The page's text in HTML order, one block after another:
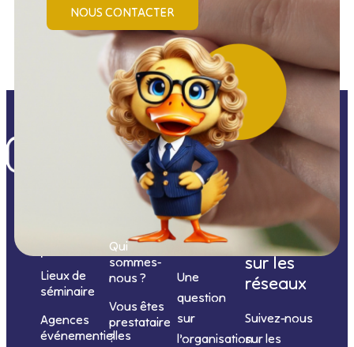
NOUS CONTACTER
prestations
Lieux de
séminaire
Agences
événementielles
Informations
Qui
sommes-
nous ?
Vous êtes
prestataire
?
Nous
contacter
Une
question
sur
l’organisation
Nous
suivre
sur les
réseaux
Suivez-nous
sur les